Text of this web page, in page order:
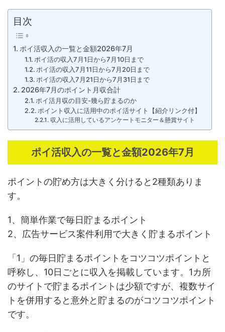
目次
ポイ活収入の一覧と金額2026年7月
ポイ活の収入7月1日から7月10日まで
ポイ活の収入7月11日から7月20日まで
ポイ活の収入7月21日から7月31日まで
2026年7月のポイント月収合計
ポイ活月収の目安-幾ら貯まるのか
ポイント収入に活用中のポイ活サイト【紹介リンク付】
収入に活用しているアンケートモニター＆懸賞サイト
ポイ活収入の一覧と金額2026年7月
ポイントの貯め方は大きく分けると2種類ありま
す。
1、簡単作業で毎日貯まるポイント
2、広告サービス案件利用で大きく貯まるポイント
「1」の毎日貯まるポイントをコツコツポイントと
呼称し、10日ごとに収入を掲載しています。1カ所
のサイトで貯まるポイントは少額ですが、複数サイ
トを併用すると意外と貯まるのがコツコツポイント
です。